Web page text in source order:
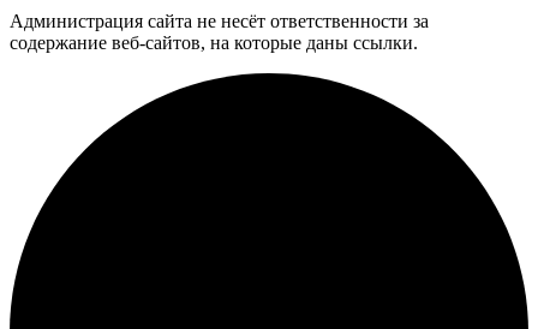
Администрация сайта не несёт ответственности за
содержание веб-сайтов, на которые даны ссылки.